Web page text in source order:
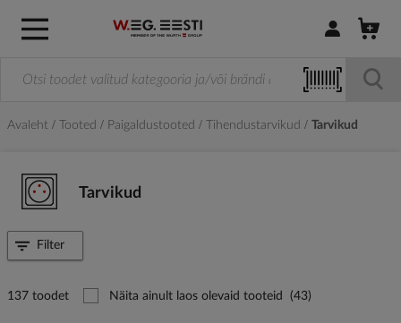
Logi sisse /
Avaleht Tooted Paigaldustooted Tihendustarvikud Tarvikud
Tarvikud
137 toodet Näita ainult laos olevaid tooteid (43)
Filter